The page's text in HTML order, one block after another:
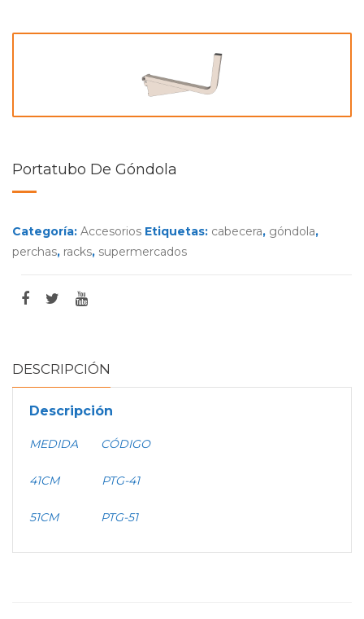
Portatubo De Góndola
Categoría: Accesorios Etiquetas: cabecera, góndola,
perchas, racks, supermercados
DESCRIPCIÓN
Descripción
MEDIDA CÓDIGO
41CM PTG-41
51CM PTG-51